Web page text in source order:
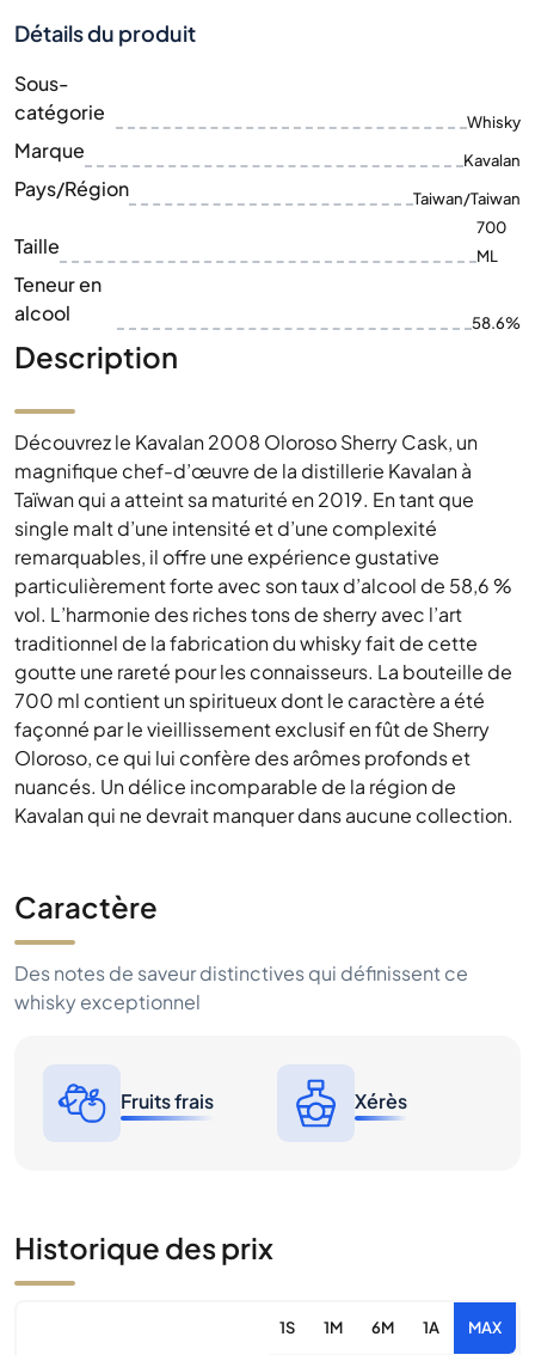
Détails du produit
Sous-
catégorie
Whisky
Marque Kavalan
Pays/Région Taiwan/Taiwan
Taille
700
ML
Teneur en
alcool
58.6%
Description
Découvrez le Kavalan 2008 Oloroso Sherry Cask, un
magnifique chef-d’œuvre de la distillerie Kavalan à
Taïwan qui a atteint sa maturité en 2019. En tant que
single malt d’une intensité et d’une complexité
remarquables, il offre une expérience gustative
particulièrement forte avec son taux d’alcool de 58,6 %
vol. L’harmonie des riches tons de sherry avec l’art
traditionnel de la fabrication du whisky fait de cette
goutte une rareté pour les connaisseurs. La bouteille de
700 ml contient un spiritueux dont le caractère a été
façonné par le vieillissement exclusif en fût de Sherry
Oloroso, ce qui lui confère des arômes profonds et
nuancés. Un délice incomparable de la région de
Kavalan qui ne devrait manquer dans aucune collection.
Caractère
Des notes de saveur distinctives qui définissent ce
whisky exceptionnel
Fruits frais Xérès
Historique des prix
1S 1M 6M 1A MAX